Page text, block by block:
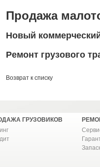
Продажа
Новый
Ремонт грузового
Возврат к списку
ГРУЗОВИКОВ